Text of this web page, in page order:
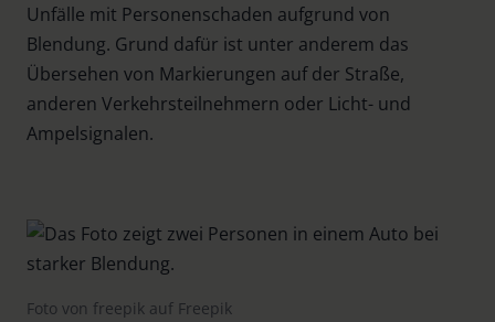
Unfälle mit Personenschaden aufgrund von
Blendung. Grund dafür ist unter anderem das
Übersehen von Markierungen auf der Straße,
anderen Verkehrsteilnehmern oder Licht- und
Ampelsignalen.
Foto von freepik auf Freepik